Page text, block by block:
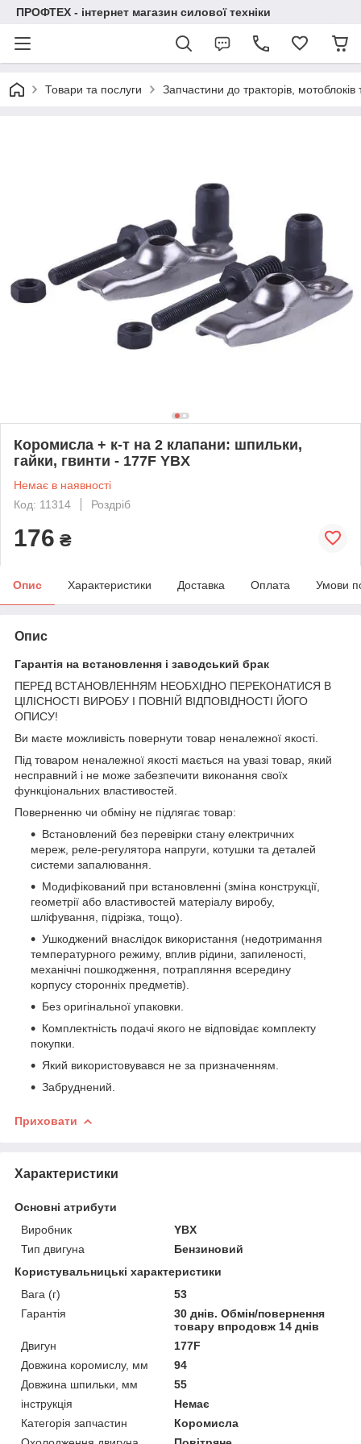
ПРОФТЕХ - інтернет магазин силової техніки
Товари та послуги Запчастини до тракторів,
Коромисла + к-т на 2 клапани: шпильки,
гайки, гвинти - 177F YBX
Немає в наявності
Код: 11314
Роздріб
176 ₴
Опис Характеристики Доставка Оплата Умови
Опис
Гарантія на встановлення і заводський брак
ПЕРЕД ВСТАНОВЛЕННЯМ НЕОБХІДНО ПЕРЕКОНАТИСЯ В
ЦІЛІСНОСТІ ВИРОБУ І ПОВНІЙ ВІДПОВІДНОСТІ ЙОГО
ОПИСУ!
Ви маєте можливість повернути товар неналежної якості.
Під товаром неналежної якості мається на увазі товар, який
несправний і не може забезпечити виконання своїх
функціональних властивостей.
Поверненню чи обміну не підлягає товар:
Встановлений без перевірки стану електричних
мереж, реле-регулято­ра напруги, котушки та деталей
системи запалювання.
Модифікований при встановленні (зміна конструкції,
геометрії або властивостей матеріалу виробу,
шліфування, підрізка, тощо).
Ушкоджений внаслідок використання (недотримання
температурного режиму, вплив рідини, запиленості,
механічні пошкодження, потрапляння всередину
корпусу сторонніх предметів).
Без оригінальної упаковки.
Комплектність подачі якого не відповідає комплекту
покупки.
Який використовувався не за призначенням.
Забруднений.
Приховати
Характеристики
Основні атрибути
Виробник
YBX
Тип двигуна
Бензиновий
Користувальницькі характеристики
Вага (г)
53
Гарантія
30 днів. Обмін/повернення
товару впродовж 14 днів
Двигун
177F
Довжина коромислу, мм
94
Довжина шпильки, мм
55
інструкція
Немає
Категорія запчастин
Коромисла